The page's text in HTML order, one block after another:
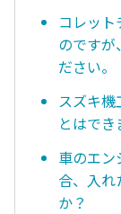
コレッ
のですが
ださい。
スズキ
とはでき
車のエン
合、入
か？